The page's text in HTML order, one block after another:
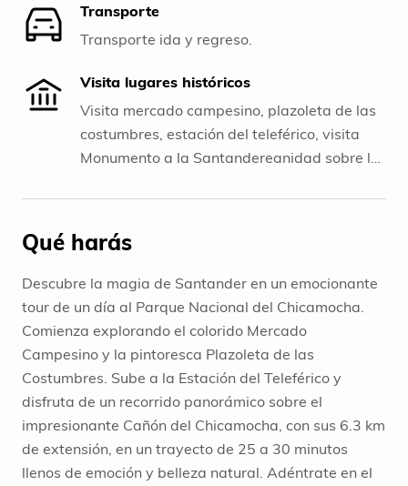
Transporte
Transporte ida y regreso.
Visita lugares históricos
Visita mercado campesino, plazoleta de las
costumbres, estación del teleférico, visita
Monumento a la Santandereanidad sobre la
grados.
Qué harás
Descubre la magia de Santander en un emocionante
tour de un día al Parque Nacional del Chicamocha.
Comienza explorando el colorido Mercado
Campesino y la pintoresca Plazoleta de las
Costumbres. Sube a la Estación del Teleférico y
disfruta de un recorrido panorámico sobre el
impresionante Cañón del Chicamocha, con sus 6.3 km
de extensión, en un trayecto de 25 a 30 minutos
llenos de emoción y belleza natural. Adéntrate en el